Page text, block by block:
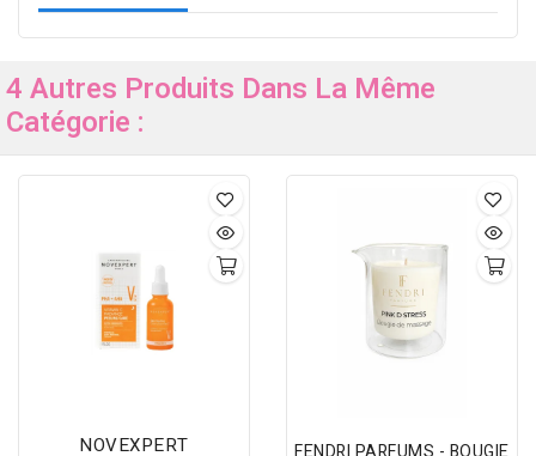
4 Autres Produits Dans La Même
Catégorie :
NOVEXPERT